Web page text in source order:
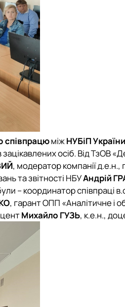
співпрацюміжНУБіП України
зацікавлених осіб. Від ТзОВ
, модератор компанії
та звітності НБУАндрій
– координатор співпраці
, гарант ОПП «Аналітичне і
Михайло ГУЗЬ, к.е.н.,